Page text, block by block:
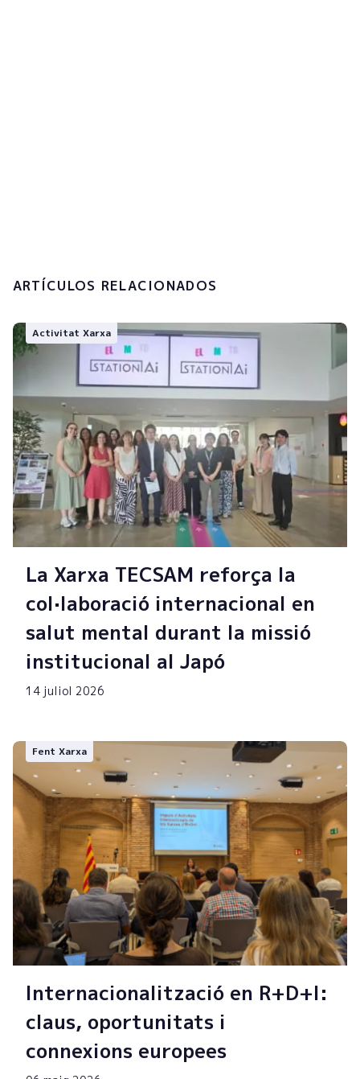
ARTÍCULOS RELACIONADOS
Activitat Xarxa
La Xarxa TECSAM reforça la
col·laboració internacional en
salut mental durant la missió
institucional al Japó
14 juliol 2026
Fent Xarxa
Internacionalització en R+D+I:
claus, oportunitats i
connexions europees